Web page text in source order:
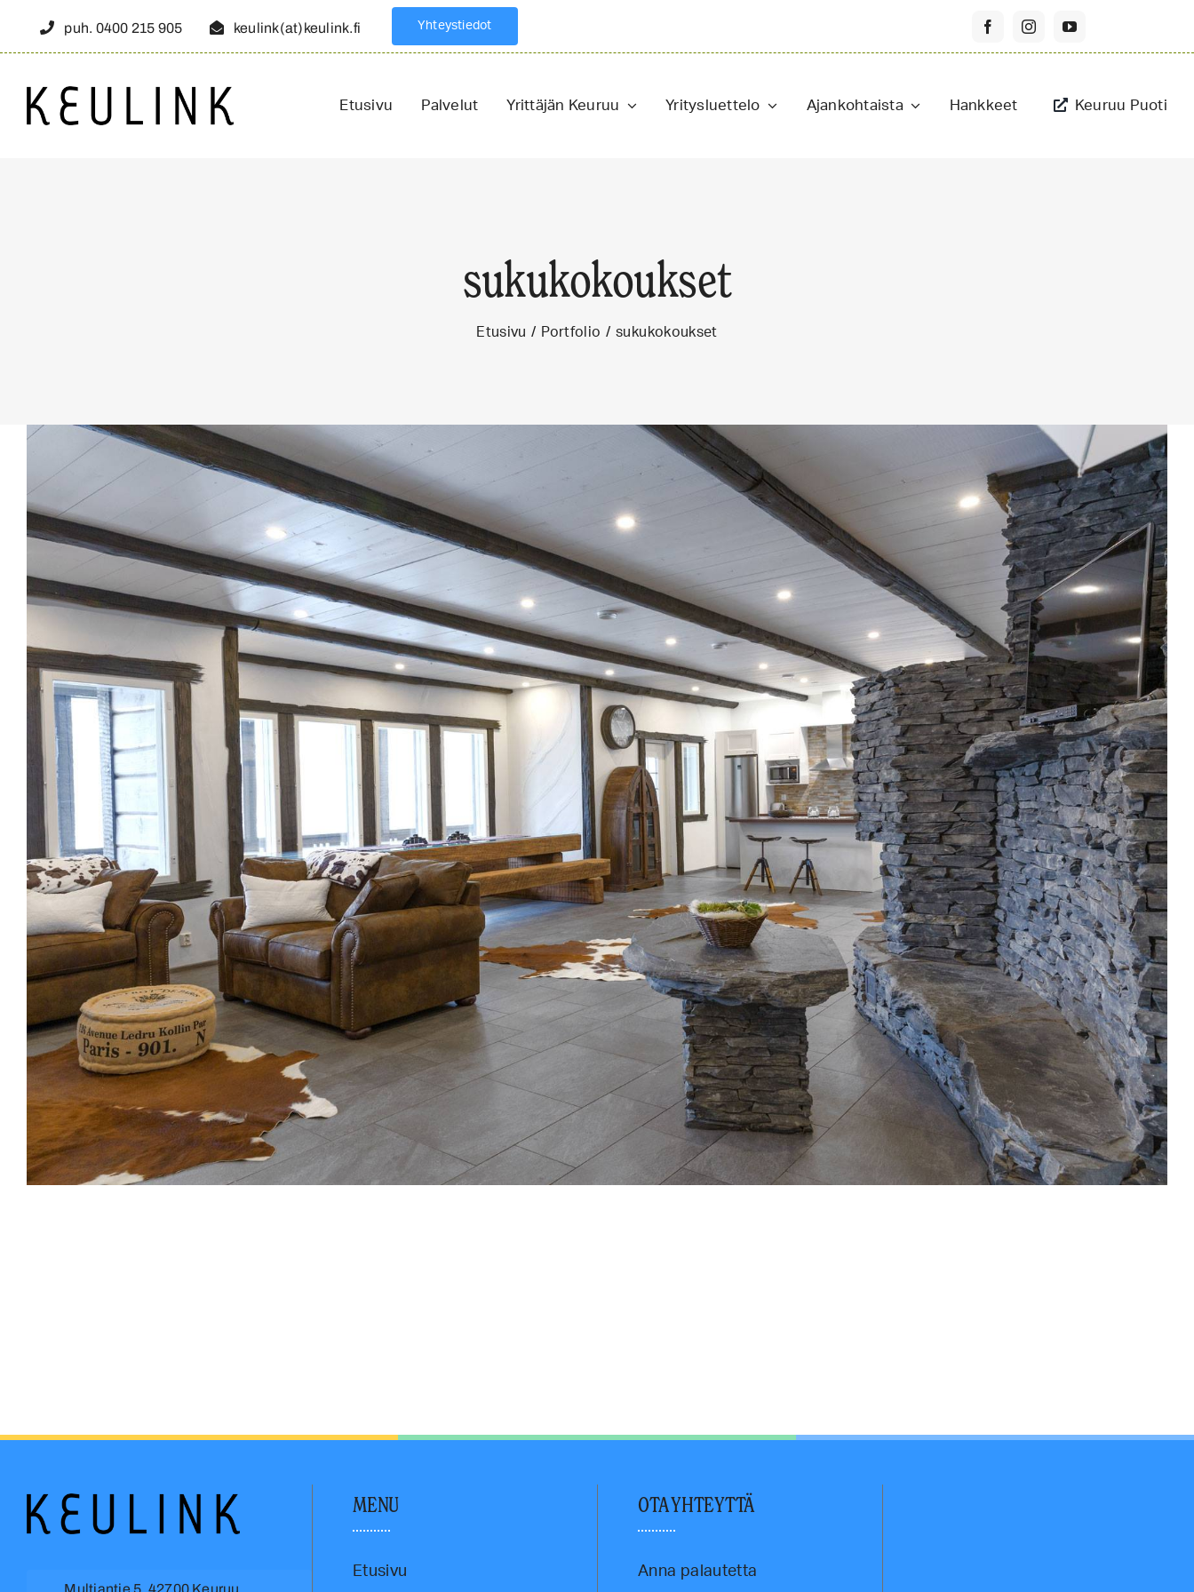
puh. 0400 215 905 keulink(at)keulink.fi Yhteystiedot
Etusivu Palvelut Yrittäjän Keuruu Yritysluettelo Ajankohtaista Hankkeet Keuruu Puoti
sukukokoukset
Etusivu Portfolio sukukokoukset
Multiantie 5, 42700 Keuruu
MENU
Etusivu
OTA YHTEYTTÄ
Anna palautetta